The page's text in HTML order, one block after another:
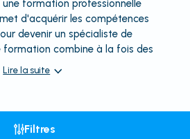
formation professionnelle
d'acquérir les compétences
devenir un spécialiste de
formation combine à la fois des
Lire la suite
Filtres